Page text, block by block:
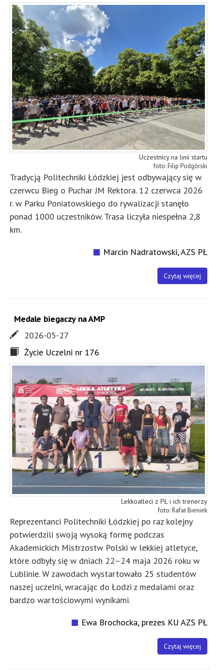
Uczestnicy na linii startu
Filip Podgórski
Tradycją Politechniki Łódzkiej jest odbywający się w
czerwcu Bieg o Puchar JM Rektora. 12 czerwca 2026
r. w Parku Poniatowskiego do rywalizacji stanęło
ponad 1000 uczestników. Trasa liczyła niespełna 2,8
km.
Marcin Nadratowski, AZS PŁ
Czytaj więcej
Medale biegaczy na AMP
2026-05-27
Życie Uczelni nr 176
Lekkoatleci z PŁ i ich trenerzy
Rafał Bieniek
Reprezentanci Politechniki Łódzkiej po raz kolejny
potwierdzili swoją wysoką formę podczas
Akademickich Mistrzostw Polski w lekkiej atletyce,
które odbyły się w dniach 22–24 maja 2026 roku w
Lublinie. W zawodach wystartowało 25 studentów
naszej uczelni, wracając do Łodzi z medalami oraz
bardzo wartościowymi wynikami.
Ewa Brochocka, prezes KU AZS PŁ
Czytaj więcej